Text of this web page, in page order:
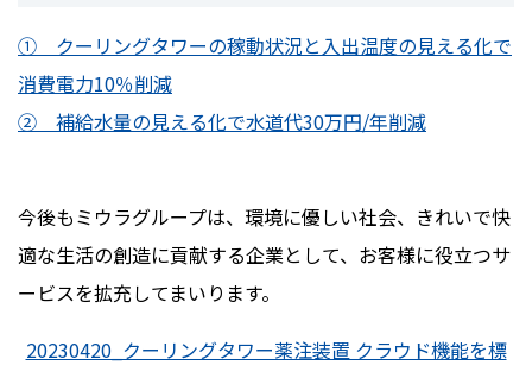
① クーリングタワーの稼動状況と入出温度の見える化で
消費電力10％削減
② 補給水量の見える化で水道代30万円/年削減
今後もミウラグループは、環境に優しい社会、きれいで快
適な生活の創造に貢献する企業として、お客様に役立つサ
ービスを拡充してまいります。
20230420_クーリングタワー薬注装置 クラウド機能を標